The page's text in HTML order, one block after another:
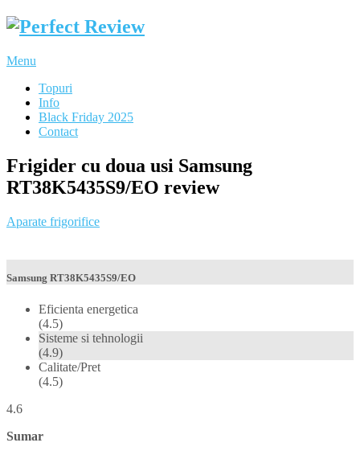
Menu
Topuri
Info
Black Friday 2025
Contact
Frigider cu doua usi Samsung
RT38K5435S9/EO review
Aparate frigorifice
Samsung RT38K5435S9/EO
Eficienta energetica
(4.5)
Sisteme si tehnologii
(4.9)
Calitate/Pret
(4.5)
4.6
Sumar